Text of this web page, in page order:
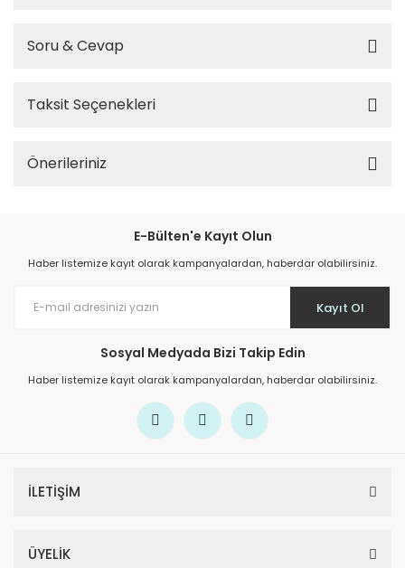
Soru & Cevap
Taksit Seçenekleri
Önerileriniz
E-Bülten'e Kayıt Olun
Haber listemize kayıt olarak kampanyalardan, haberdar olabilirsiniz.
Kayıt Ol
Sosyal Medyada Bizi Takip Edin
Haber listemize kayıt olarak kampanyalardan, haberdar olabilirsiniz.
İLETİŞİM
ÜYELİK